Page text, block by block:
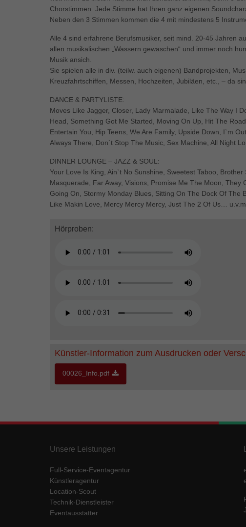
Chorstimmen. Jede Stimme hat Ihren ganz eigenen
Neben den 3 Stimmen kommen die 4 mit mindestens 5
Alle 4 sind erfahrene Berufsmusiker, seit mind. 20-45 Jahren
allen musikalischen „Wassern gewaschen“ und immer noch
Musik ansich.
Sie spielen alle in div. (teilw. auch eigenen) Bandprojekten,
Kreuzfahrtschiffen, Messen, Hochzeiten, Jubiläen, etc., – da
DANCE & PARTYLISTE:
Moves Like Jagger, Closer, Lady Marmalade, Like The Way I
Head, Something Got Me Started, Moving On Up, Hit The
Entertain You, Hip Teens, We Are Family, Upside Down, I`m
Always There, Don`t Stop The Music, Sex Machine, All Night
DINNER LOUNGE – JAZZ & SOUL:
Your Love Is King, Ain`t No Sunshine, Sweetest Taboo,
Masquerade, Far Away, Visions, Promise Me The Moon, They
Going On, Stormy Monday Blues, Sitting On The Dock Of The
Like Makin Love, Mercy Mercy Mercy, Just The 2 Of Us… u.v.m.
Hörproben:
Künstler-Information zum Ausdrucken oder
00026_Info.pdf
Unsere Leistungen
Full-Service-Eventagentur
Künstleragentur
Location-Scout
Technik-Dienstleister
Eventausstatter
Inhalte von
keiner
powered by